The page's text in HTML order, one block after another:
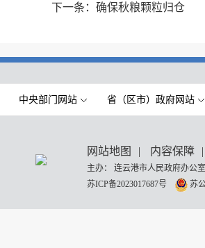
下一条： 确保秋粮颗粒归仓
中央部门网站 省（区市）政府网站
网站地图 | 内容保障 |
主办： 连云港市人民政府办
苏ICP备2023017687号
苏